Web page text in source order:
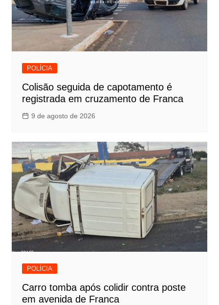
POLÍCIA
Colisão seguida de capotamento é
registrada em cruzamento de Franca
9 de agosto de 2026
POLÍCIA
Carro tomba após colidir contra poste
em avenida de Franca